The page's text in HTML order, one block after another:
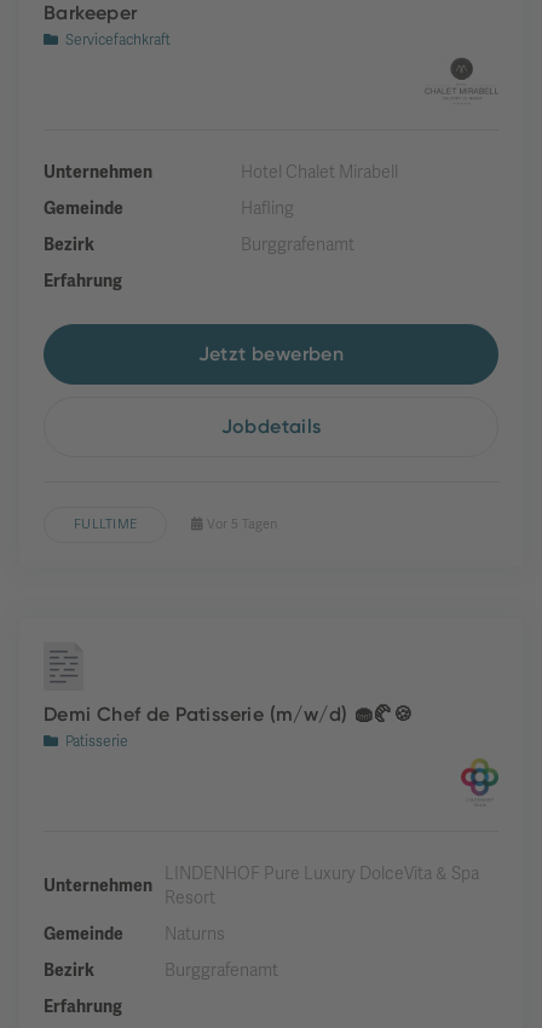
Barkeeper
Servicefachkraft
Unternehmen
Hotel Chalet Mirabell
Gemeinde
Hafling
Bezirk
Burggrafenamt
Erfahrung
Jetzt bewerben
Jobdetails
FULLTIME Vor 5 Tagen
Demi Chef de Patisserie (m/w/d) 🧁🥐🍪
Patisserie
Unternehmen
LINDENHOF Pure Luxury DolceVita & Spa
Resort
Gemeinde
Naturns
Bezirk
Burggrafenamt
Erfahrung